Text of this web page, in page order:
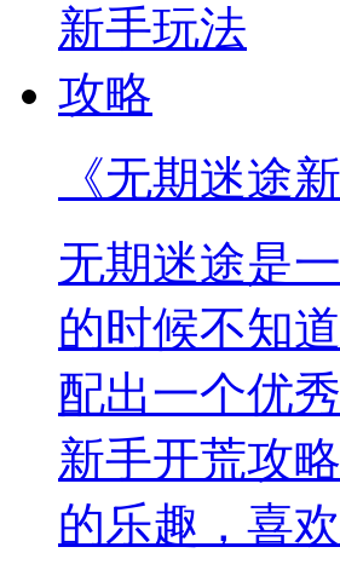
《无期迷途
无期迷途是
的时候不知
配出一个优
新手开荒攻
的乐趣，喜